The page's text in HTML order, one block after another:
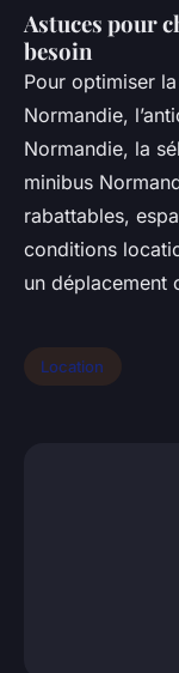
Astuces pour
besoin
Pour optimiser
Normandie,
Normandie, la
minibus
rabattables,
conditions
un déplacement
Location